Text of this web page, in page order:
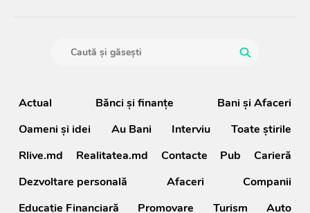
Actual Bănci şi finanţe
Bani și Afaceri
Oameni şi idei
Au Bani Interviu
Toate știrile
Rlive.md
Realitatea.md Contacte Pub
Carieră
Dezvoltare personală
Afaceri
Companii
Educație Financiară
Promovare Turism Auto